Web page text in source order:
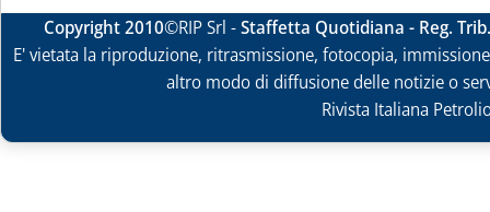
Copyright 2010©RIP Srl -Staffetta Quotidiana - Reg.
E' vietata la riproduzione, ritrasmissione, fotocopia,
altro modo di diffusione delle notizie o
Rivista Italiana